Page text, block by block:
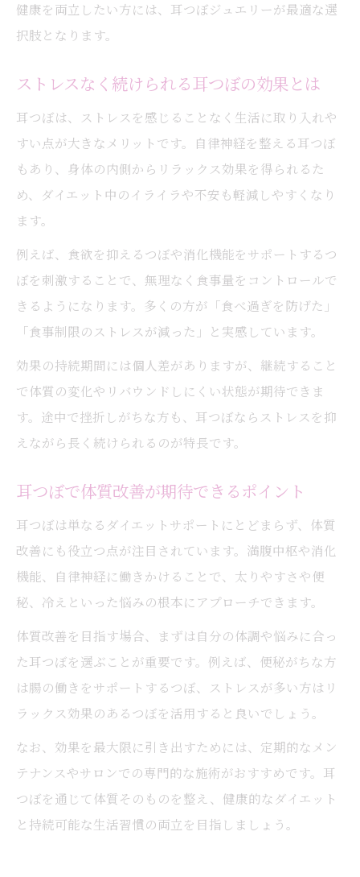
健康を両立したい方には、耳つぼジュエリーが最適な選
択肢となります。
ストレスなく続けられる耳つぼの効果とは
耳つぼは、ストレスを感じることなく生活に取り入れや
すい点が大きなメリットです。自律神経を整える耳つぼ
もあり、身体の内側からリラックス効果を得られるた
め、ダイエット中のイライラや不安も軽減しやすくなり
ます。
例えば、食欲を抑えるつぼや消化機能をサポートするつ
ぼを刺激することで、無理なく食事量をコントロールで
きるようになります。多くの方が「食べ過ぎを防げた」
「食事制限のストレスが減った」と実感しています。
効果の持続期間には個人差がありますが、継続すること
で体質の変化やリバウンドしにくい状態が期待できま
す。途中で挫折しがちな方も、耳つぼならストレスを抑
えながら長く続けられるのが特長です。
耳つぼで体質改善が期待できるポイント
耳つぼは単なるダイエットサポートにとどまらず、体質
改善にも役立つ点が注目されています。満腹中枢や消化
機能、自律神経に働きかけることで、太りやすさや便
秘、冷えといった悩みの根本にアプローチできます。
体質改善を目指す場合、まずは自分の体調や悩みに合っ
た耳つぼを選ぶことが重要です。例えば、便秘がちな方
は腸の働きをサポートするつぼ、ストレスが多い方はリ
ラックス効果のあるつぼを活用すると良いでしょう。
なお、効果を最大限に引き出すためには、定期的なメン
テナンスやサロンでの専門的な施術がおすすめです。耳
つぼを通じて体質そのものを整え、健康的なダイエット
と持続可能な生活習慣の両立を目指しましょう。